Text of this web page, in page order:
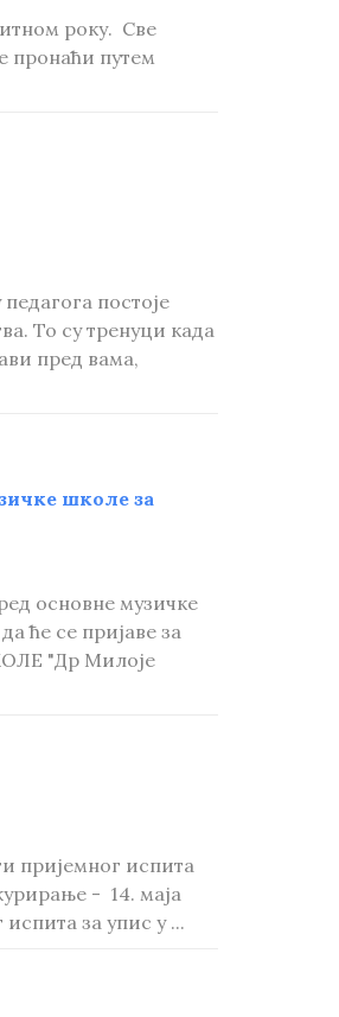
року. Све
пронаћи путем
постоје
То су тренуци када
пред вама,
школе за
основне музичке
ће се пријаве за
"Др Милоје
пријемног испита
- 14. маја
за упис у ...